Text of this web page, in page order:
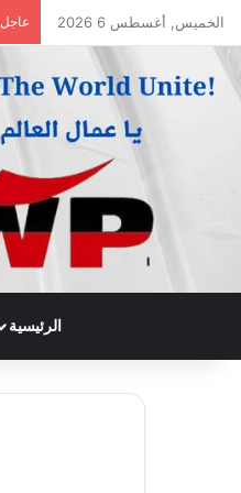
الخميس, أغسطس 6 2026 عاجل
الرئيسية